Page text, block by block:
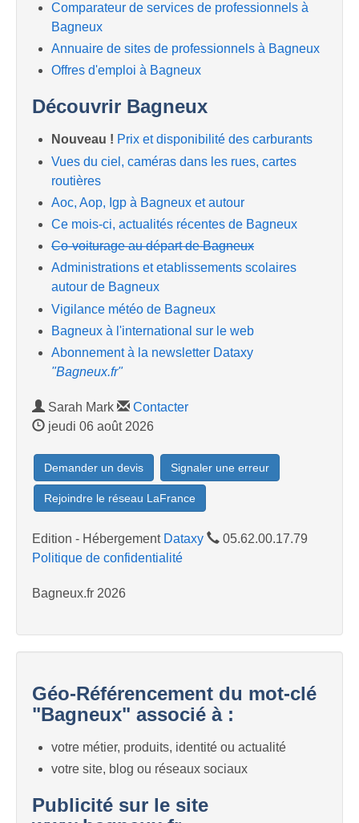
Comparateur de services de professionnels à
Bagneux
Annuaire de sites de professionnels à Bagneux
Offres d'emploi à Bagneux
Découvrir Bagneux
Nouveau ! Prix et disponibilité des carburants
Vues du ciel, caméras dans les rues, cartes
routières
Aoc, Aop, Igp à Bagneux et autour
Ce mois-ci, actualités récentes de Bagneux
Co-voiturage au départ de Bagneux
Administrations et etablissements scolaires
autour de Bagneux
Vigilance météo de Bagneux
Bagneux à l'international sur le web
Abonnement à la newsletter Dataxy
"Bagneux.fr"
Sarah Mark
Contacter
jeudi 06 août 2026
Demander un devis Signaler une erreur
Rejoindre le réseau LaFrance
Edition - Hébergement Dataxy
05.62.00.17.79
Politique de confidentialité
Bagneux.fr 2026
Géo-Référencement du mot-clé
"Bagneux" associé à :
votre métier, produits, identité ou actualité
votre site, blog ou réseaux sociaux
Publicité sur le site